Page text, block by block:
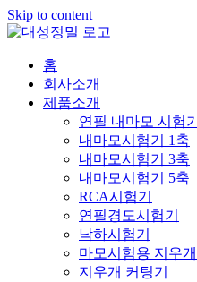
Skip to content
홈
회사소개
제품소개
연필 내마모 시험기
내마모시험기 1축
내마모시험기 3축
내마모시험기 5축
RCA시험기
연필경도시험기
낙하시험기
마모시험용 지우개
지우개 커팅기